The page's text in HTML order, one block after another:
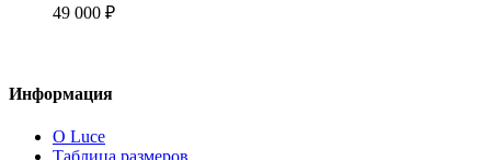
49 000 ₽
Информация
О Luce